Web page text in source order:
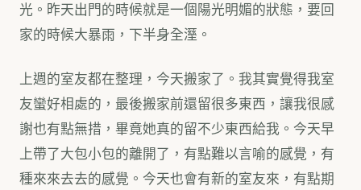
光。昨天出門的時候就是一個陽光明媚的狀態，要回
家的時候大暴雨，下半身全溼。
上週的室友都在整理，今天搬家了。我其實覺得我室
友蠻好相處的，最後搬家前還留很多東西，讓我很感
謝也有點無措，畢竟她真的留不少東西給我。今天早
上帶了大包小包的離開了，有點難以言喻的感覺，有
種來來去去的感覺。今天也會有新的室友來，有點期